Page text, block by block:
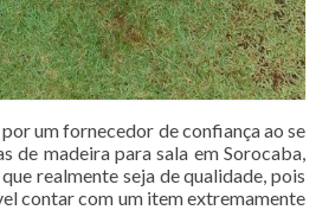
um fornecedor de confiança ao se
de madeira para sala em Sorocaba,
realmente seja de qualidade, pois
contar com um item extremamente